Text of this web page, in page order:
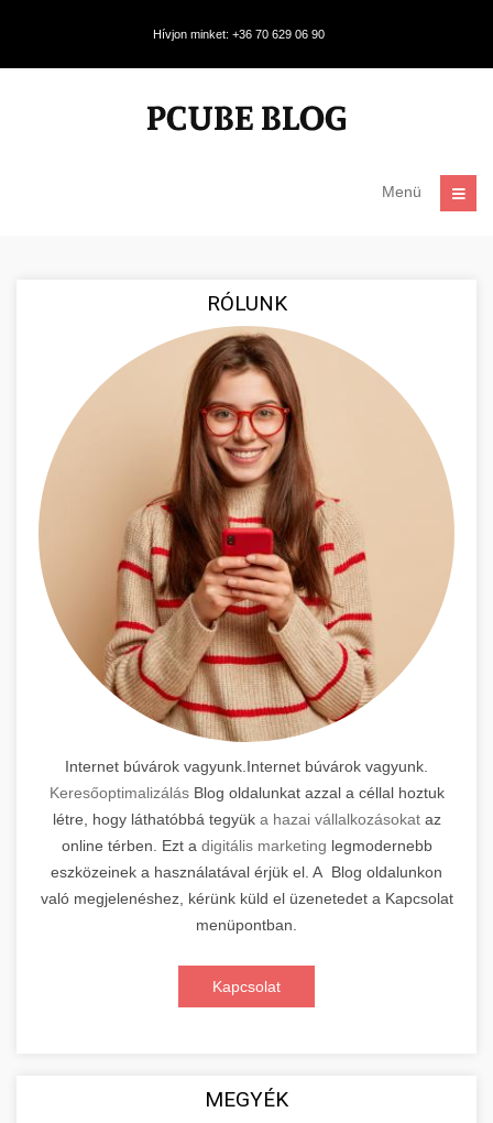
Hívjon minket: +36 70 629 06 90
Menü
RÓLUNK
Internet búvárok vagyunk.Internet búvárok vagyunk.
KeresőoptimalizálásBlog oldalunkat azzal a céllal hoztuk
létre, hogy láthatóbbá tegyük a hazai vállalkozásokataz
online térben. Ezt a digitális marketing legmodernebb
eszközeinek a használatával érjük el. A Blog oldalunkon
való megjelenéshez, kérünk küld el üzenetedet a Kapcsolat
menüpontban.
Kapcsolat
MEGYÉK